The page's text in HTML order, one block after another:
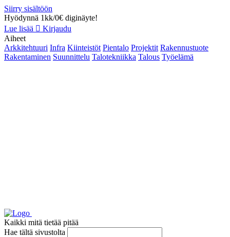
Siirry sisältöön
Hyödynnä 1kk/0€ diginäyte!
Lue lisää
Kirjaudu
Aiheet
Arkkitehtuuri Infra Kiinteistöt Pientalo Projektit Rakennustuote
Rakentaminen Suunnittelu Talotekniikka Talous Työelämä
Kaikki mitä tietää pitää
Hae tältä sivustolta